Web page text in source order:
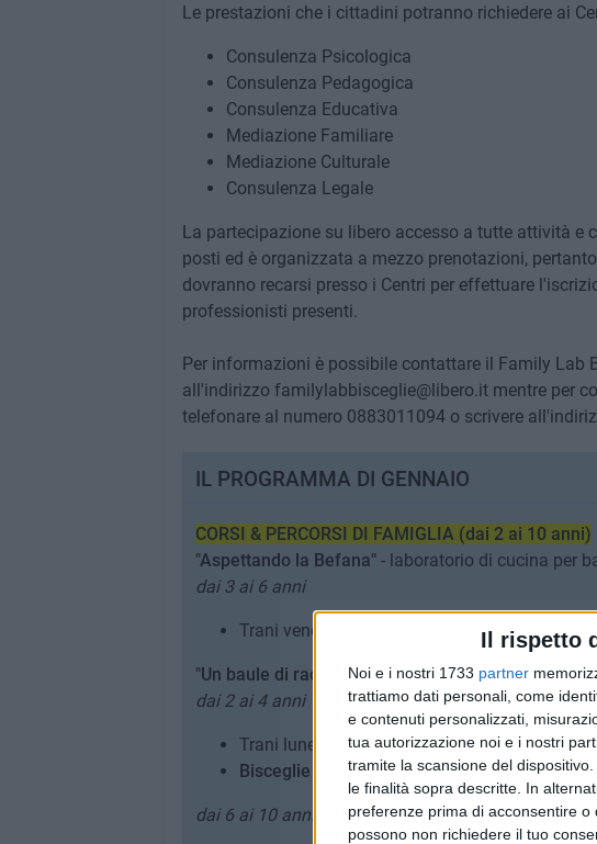
Il rispetto
Noi e i nostri 1733 partner
trattiamo dati personali, come
e contenuti personalizzati,
tua autorizzazione noi e i nostri
tramite la scansione del
le finalità sopra descritte. In
preferenze prima di acconsentire o
possono non richiedere il tuo
Le prestazioni che i cittadini potranno richiedere ai
Consulenza Psicologica
Consulenza Pedagogica
Consulenza Educativa
Mediazione Familiare
Mediazione Culturale
Consulenza Legale
La partecipazione su libero accesso a tutte attività
posti ed è organizzata a mezzo prenotazioni,
dovranno recarsi presso i Centri per effettuare
professionisti presenti.
Per informazioni è possibile contattare il Family Lab
all'indirizzo familylabbisceglie@libero.it mentre per
telefonare al numero 0883011094 o scrivere
IL PROGRAMMA DI GENNAIO
CORSI & PERCORSI DI FAMIGLIA (dai 2 ai 10 anni)
"Aspettando la Befana"- laboratorio di cucina per
dai 3 ai 6 anni
Trani venerdì 3 ore 17:30
"Un baule di racconti"- lettura animata di albi
dai 2 ai 4 anni
Trani lunedì 13 ore 18:00
Bisceglie lunedì 13 ore 17:30
dai 6 ai 10 anni